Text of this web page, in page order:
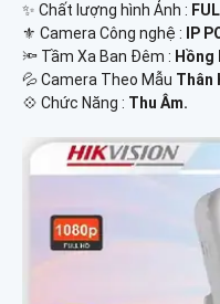
✨ Chất lượng hình Ảnh :
⚜️ Camera Công nghệ :
IP
🔦 Tầm Xa Ban Đêm : Hồng
💦 Camera Theo Mẫu Thân
️💠 Chức Năng : Thu Âm.